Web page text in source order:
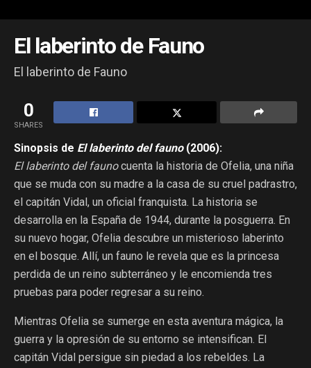
El laberinto de Fauno
El laberinto de Fauno
0
SHARES
Sinopsis de El laberinto del fauno(2006):
El laberinto del faunocuenta la historia de Ofelia, una niña
que se muda con su madre a la casa de su cruel padrastro,
el capitán Vidal, un oficial franquista. La historia se
desarrolla en la España de 1944, durante la posguerra. En
su nuevo hogar, Ofelia descubre un misterioso laberinto
en el bosque. Allí, un fauno le revela que es la princesa
perdida de un reino subterráneo y le encomienda tres
pruebas para poder regresar a su reino.
Mientras Ofelia se sumerge en esta aventura mágica, la
guerra y la opresión de su entorno se intensifican. El
capitán Vidal persigue sin piedad a los rebeldes. La